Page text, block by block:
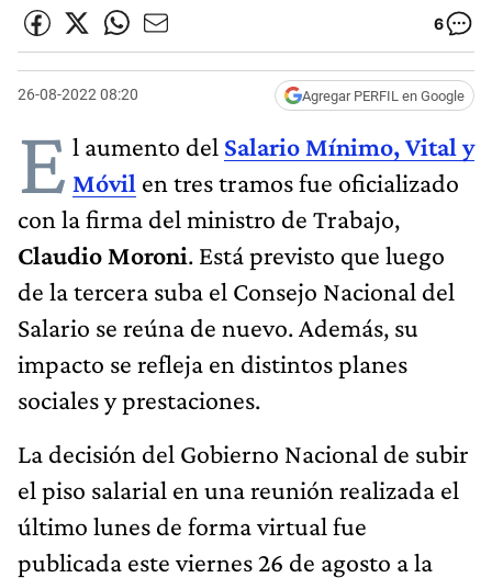
6
26-08-2022 08:20 Agregar PERFIL en Google
E l aumento del Salario Mínimo, Vital y
Móvil en tres tramos fue oficializado
con la firma del ministro de Trabajo,
Claudio Moroni. Está previsto que luego
de la tercera suba el Consejo Nacional del
Salario se reúna de nuevo. Además, su
impacto se refleja en distintos planes
sociales y prestaciones.
La decisión del Gobierno Nacional de subir
el piso salarial en una reunión realizada el
último lunes de forma virtual fue
publicada este viernes 26 de agosto a la